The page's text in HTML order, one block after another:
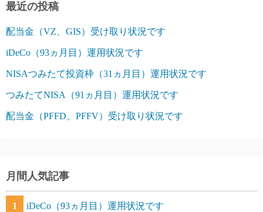
最近の投稿
配当金（VZ、GIS）受け取り状況です
iDeCo（93ヵ月目）運用状況です
NISAつみたて投資枠（31ヵ月目）運用状況です
つみたてNISA（91ヵ月目）運用状況です
配当金（PFFD、PFFV）受け取り状況です
月間人気記事
1 iDeCo（93ヵ月目）運用状況です